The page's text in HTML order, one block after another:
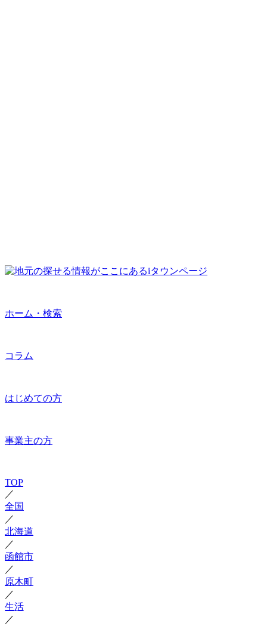
ホーム・検索
コラム
はじめての方
事業主の方
TOP
／
全国
／
北海道
／
函館市
／
原木町
／
生活
／